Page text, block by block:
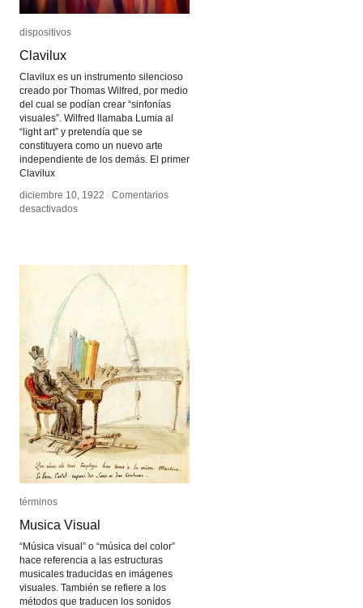
dispositivos
Clavilux
Clavilux es un instrumento silencioso
creado por Thomas Wilfred, por medio
del cual se podían crear “sinfonías
visuales”. Wilfred llamaba Lumia al
“light art” y pretendía que se
constituyera como un nuevo arte
independiente de los demás. El primer
Clavilux
diciembre 10, 1922 / Comentarios
desactivadosen
dispositivos
Clavilux
diciembre 10, 1922 / Comentarios
desactivadosen
términos
Musica Visual
“Música visual” o “música del color”
hace referencia a las estructuras
musicales traducidas en imágenes
visuales. También se refiere a los
métodos que traducen los sonidos
términos
Musica Visual